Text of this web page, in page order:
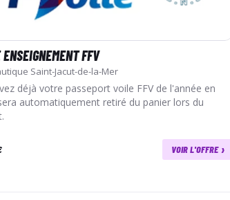
FFV
Saint-Jacut-de-la-Mer
déjà votre passeport voile FFV de l'année en
automatiquement retiré du panier lors du
VOIR L'OFFRE ›